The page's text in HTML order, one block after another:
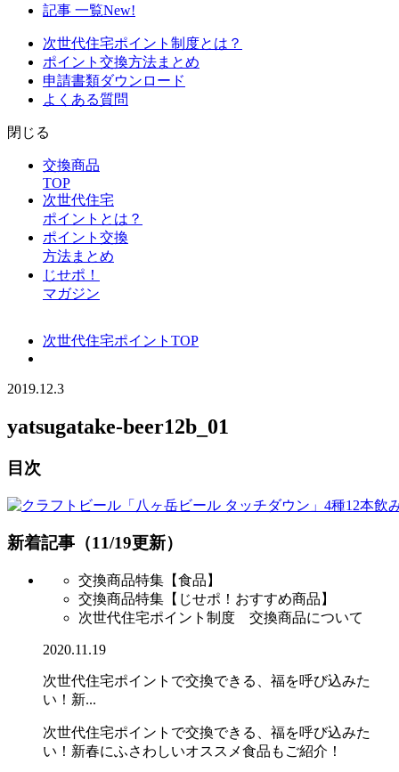
記事 一覧New!
次世代住宅ポイント制度とは？
ポイント交換方法まとめ
申請書類ダウンロード
よくある質問
閉じる
交換商品
TOP
次世代住宅
ポイントとは？
ポイント交換
方法まとめ
じせポ！
マガジン
次世代住宅ポイントTOP
2019.12.3
yatsugatake-beer12b_01
目次
新着記事（11/19更新）
交換商品特集【食品】
交換商品特集【じせポ！おすすめ商品】
次世代住宅ポイント制度 交換商品について
2020.11.19
次世代住宅ポイントで交換できる、福を呼び込みた
い！新...
次世代住宅ポイントで交換できる、福を呼び込みた
い！新春にふさわしいオススメ食品もご紹介！